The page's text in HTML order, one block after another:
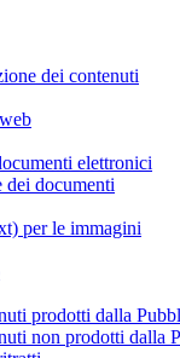
dei contenuti
elettronici
documenti
per le immagini
prodotti dalla
non prodotti dalla